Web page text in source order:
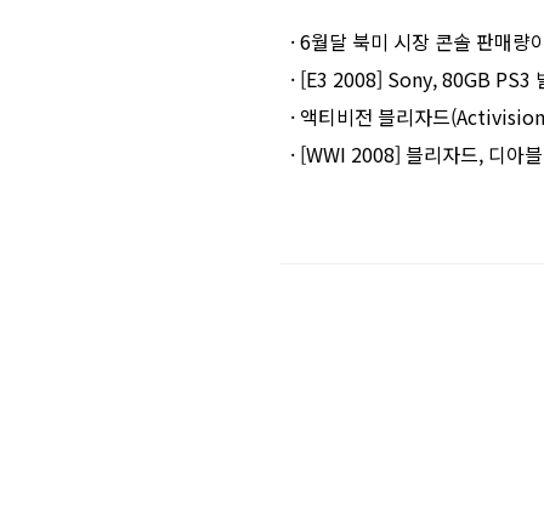
· 6월달 북미 시장 콘솔 판매량
· [E3 2008] Sony, 80GB PS3
· 액티비전 블리자드
· [WWI 2008] 블리자드, 디아